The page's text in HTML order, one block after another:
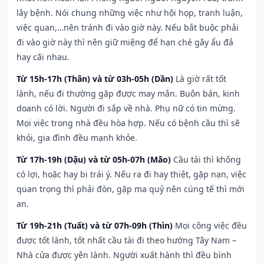
lây bệnh. Nói chung những việc như hội họp, tranh luận,
việc quan,…nên tránh đi vào giờ này. Nếu bắt buộc phải
đi vào giờ này thì nên giữ miệng để hạn ché gây ẩu đả
hay cãi nhau.
Từ 15h-17h (Thân) và từ 03h-05h (Dần) Là giờ rất tốt
lành, nếu đi thường gặp được may mắn. Buôn bán, kinh
doanh có lời. Người đi sắp về nhà. Phụ nữ có tin mừng.
Mọi việc trong nhà đều hòa hợp. Nếu có bệnh cầu thì sẽ
khỏi, gia đình đều mạnh khỏe.
Từ 17h-19h (Dậu) và từ 05h-07h (Mão) Cầu tài thì không
có lợi, hoặc hay bị trái ý. Nếu ra đi hay thiệt, gặp nạn, việc
quan trọng thì phải đòn, gặp ma quỷ nên cúng tế thì mới
an.
Từ 19h-21h (Tuất) và từ 07h-09h (Thìn) Mọi công việc đều
được tốt lành, tốt nhất cầu tài đi theo hướng Tây Nam –
Nhà cửa được yên lành. Người xuất hành thì đều bình